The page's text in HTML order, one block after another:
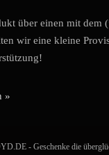
über einen mit dem
wir eine kleine
»
- Geschenke die